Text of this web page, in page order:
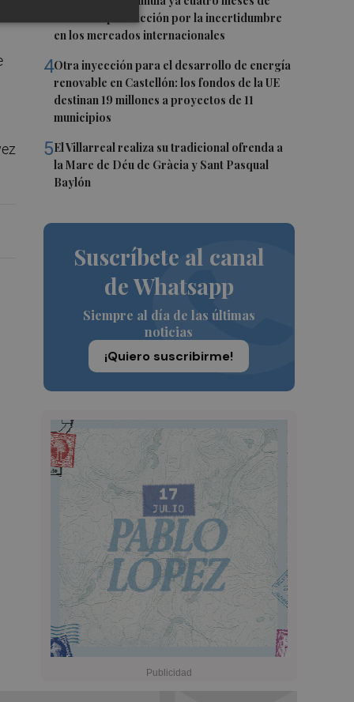
caídas de producción por la incertidumbre
en los mercados internacionales
4Otra inyección para el desarrollo de energía
renovable en Castellón: los fondos de la UE
destinan 19 millones a proyectos de 11
municipios
5El Villarreal realiza su tradicional ofrenda a
la Mare de Déu de Gràcia y Sant Pasqual
Baylón
Suscríbete al canal
de Whatsapp
Siempre al día de las últimas
noticias
¡Quiero suscribirme!